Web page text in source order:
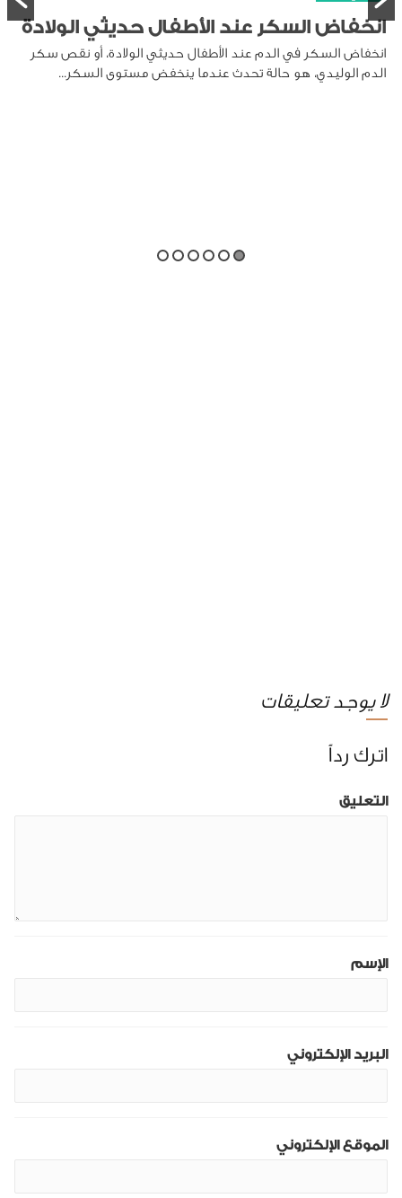
انخفاض السكر عند الأطفال حديثي الولادة
انخفاض السكر في الدم عند الأطفال حديثي الولادة، أو نقص سكر
الدم الوليدي، هو حالة تحدث عندما ينخفض مستوى السكر...
لا يوجد تعليقات
اترك رداً
التعليق
الإسم
البريد الإلكتروني
الموقع الإلكتروني